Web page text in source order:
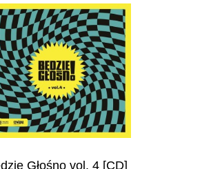
Głośno vol. 4 [CD]